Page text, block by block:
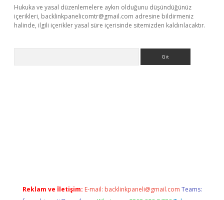
Hukuka ve yasal düzenlemelere aykırı olduğunu düşündüğünüz
içerikleri, backlinkpanelicomtr@gmail.com adresine bildirmeniz
halinde, ilgili içerikler yasal süre içerisinde sitemizden kaldırılacaktır.
Reklam ve İletişim: E-mail: backlinkpaneli@gmail.com Teams: